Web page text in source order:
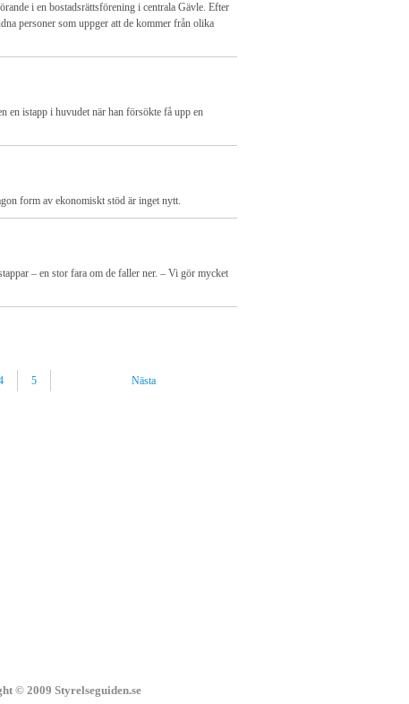
i en bostadsrättsförening i centrala Gävle. Efter
personer som uppger att de kommer från olika
en istapp i huvudet när han försökte få upp en
form av ekonomiskt stöd är inget nytt.
– en stor fara om de faller ner. – Vi gör mycket
5 Nästa
© 2009 Styrelseguiden.se